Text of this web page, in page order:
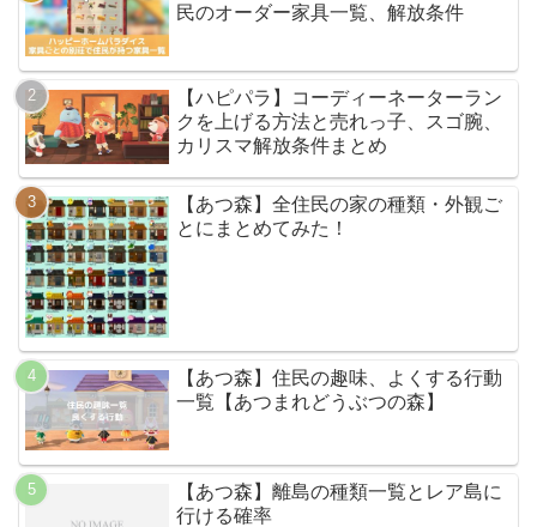
民のオーダー家具一覧、解放条件
【ハピパラ】コーディーネーターラン
クを上げる方法と売れっ子、スゴ腕、
カリスマ解放条件まとめ
【あつ森】全住民の家の種類・外観ご
とにまとめてみた！
【あつ森】住民の趣味、よくする行動
一覧【あつまれどうぶつの森】
【あつ森】離島の種類一覧とレア島に
行ける確率